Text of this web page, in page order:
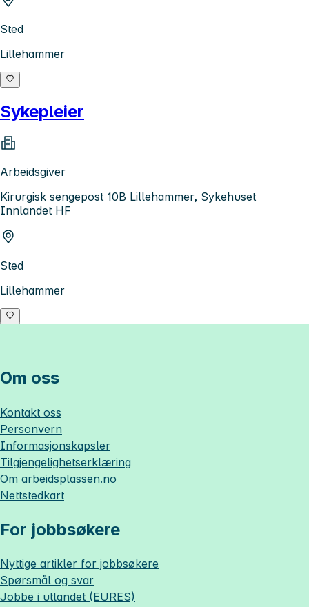
Sted
Lillehammer
Sykepleier
Arbeidsgiver
Kirurgisk sengepost 10B Lillehammer, Sykehuset
Innlandet HF
Sted
Lillehammer
Om oss
Kontakt oss
Personvern
Informasjonskapsler
Tilgjengelighetserklæring
Om arbeidsplassen.no
Nettstedkart
For jobbsøkere
Nyttige artikler for jobbsøkere
Spørsmål og svar
Jobbe i utlandet (EURES)